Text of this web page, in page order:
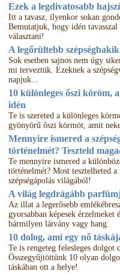
Ezek a legdivatosabb
Itt a tavasz, ilyenkor sokan
Bemutatjuk, hogy idén
választani!
A legőrültebb szépségbakik
Sok esetben sajnos nem úgy
mi terveztük. Ezeknek a
napjuk...
10 különleges őszi köröm,
idén
Te is szereted a különleges
gyönyörű őszi körmöt, amit
Mennyire ismered a
történelmét? Teszteld
Te mennyire ismered a
történelmét? Most tesztelheted
szépségápolás világából!
A világ legdrágább
Az illat a legerősebb
gyorsabban képesek
bármilyen látvány vagy hang.
10 dolog, ami egy nő
Te is rengeteg felesleges dolgot
Összegyűjtöttünk 10 olyan
táskában ott a helye!